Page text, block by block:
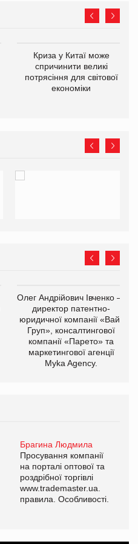
Криза у Китаї може
спричинити великі
потрясіння для світової
економіки
Олег Андрійович Івченко —
директор патентно-
юридичної компанії «Вайз
Груп», консалтингової
компанії «Парето» та
маркетингової агенції
Myka Agency.
Брагина Людмила
Просування компанії
на порталі оптової та
роздрібної торгівлі
www.trademaster.ua.
правила. Особливості.